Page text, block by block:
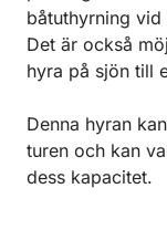
båtuthyrning vid
Det är också
hyra på sjön till
Denna hyran
turen och kan
dess kapacitet.